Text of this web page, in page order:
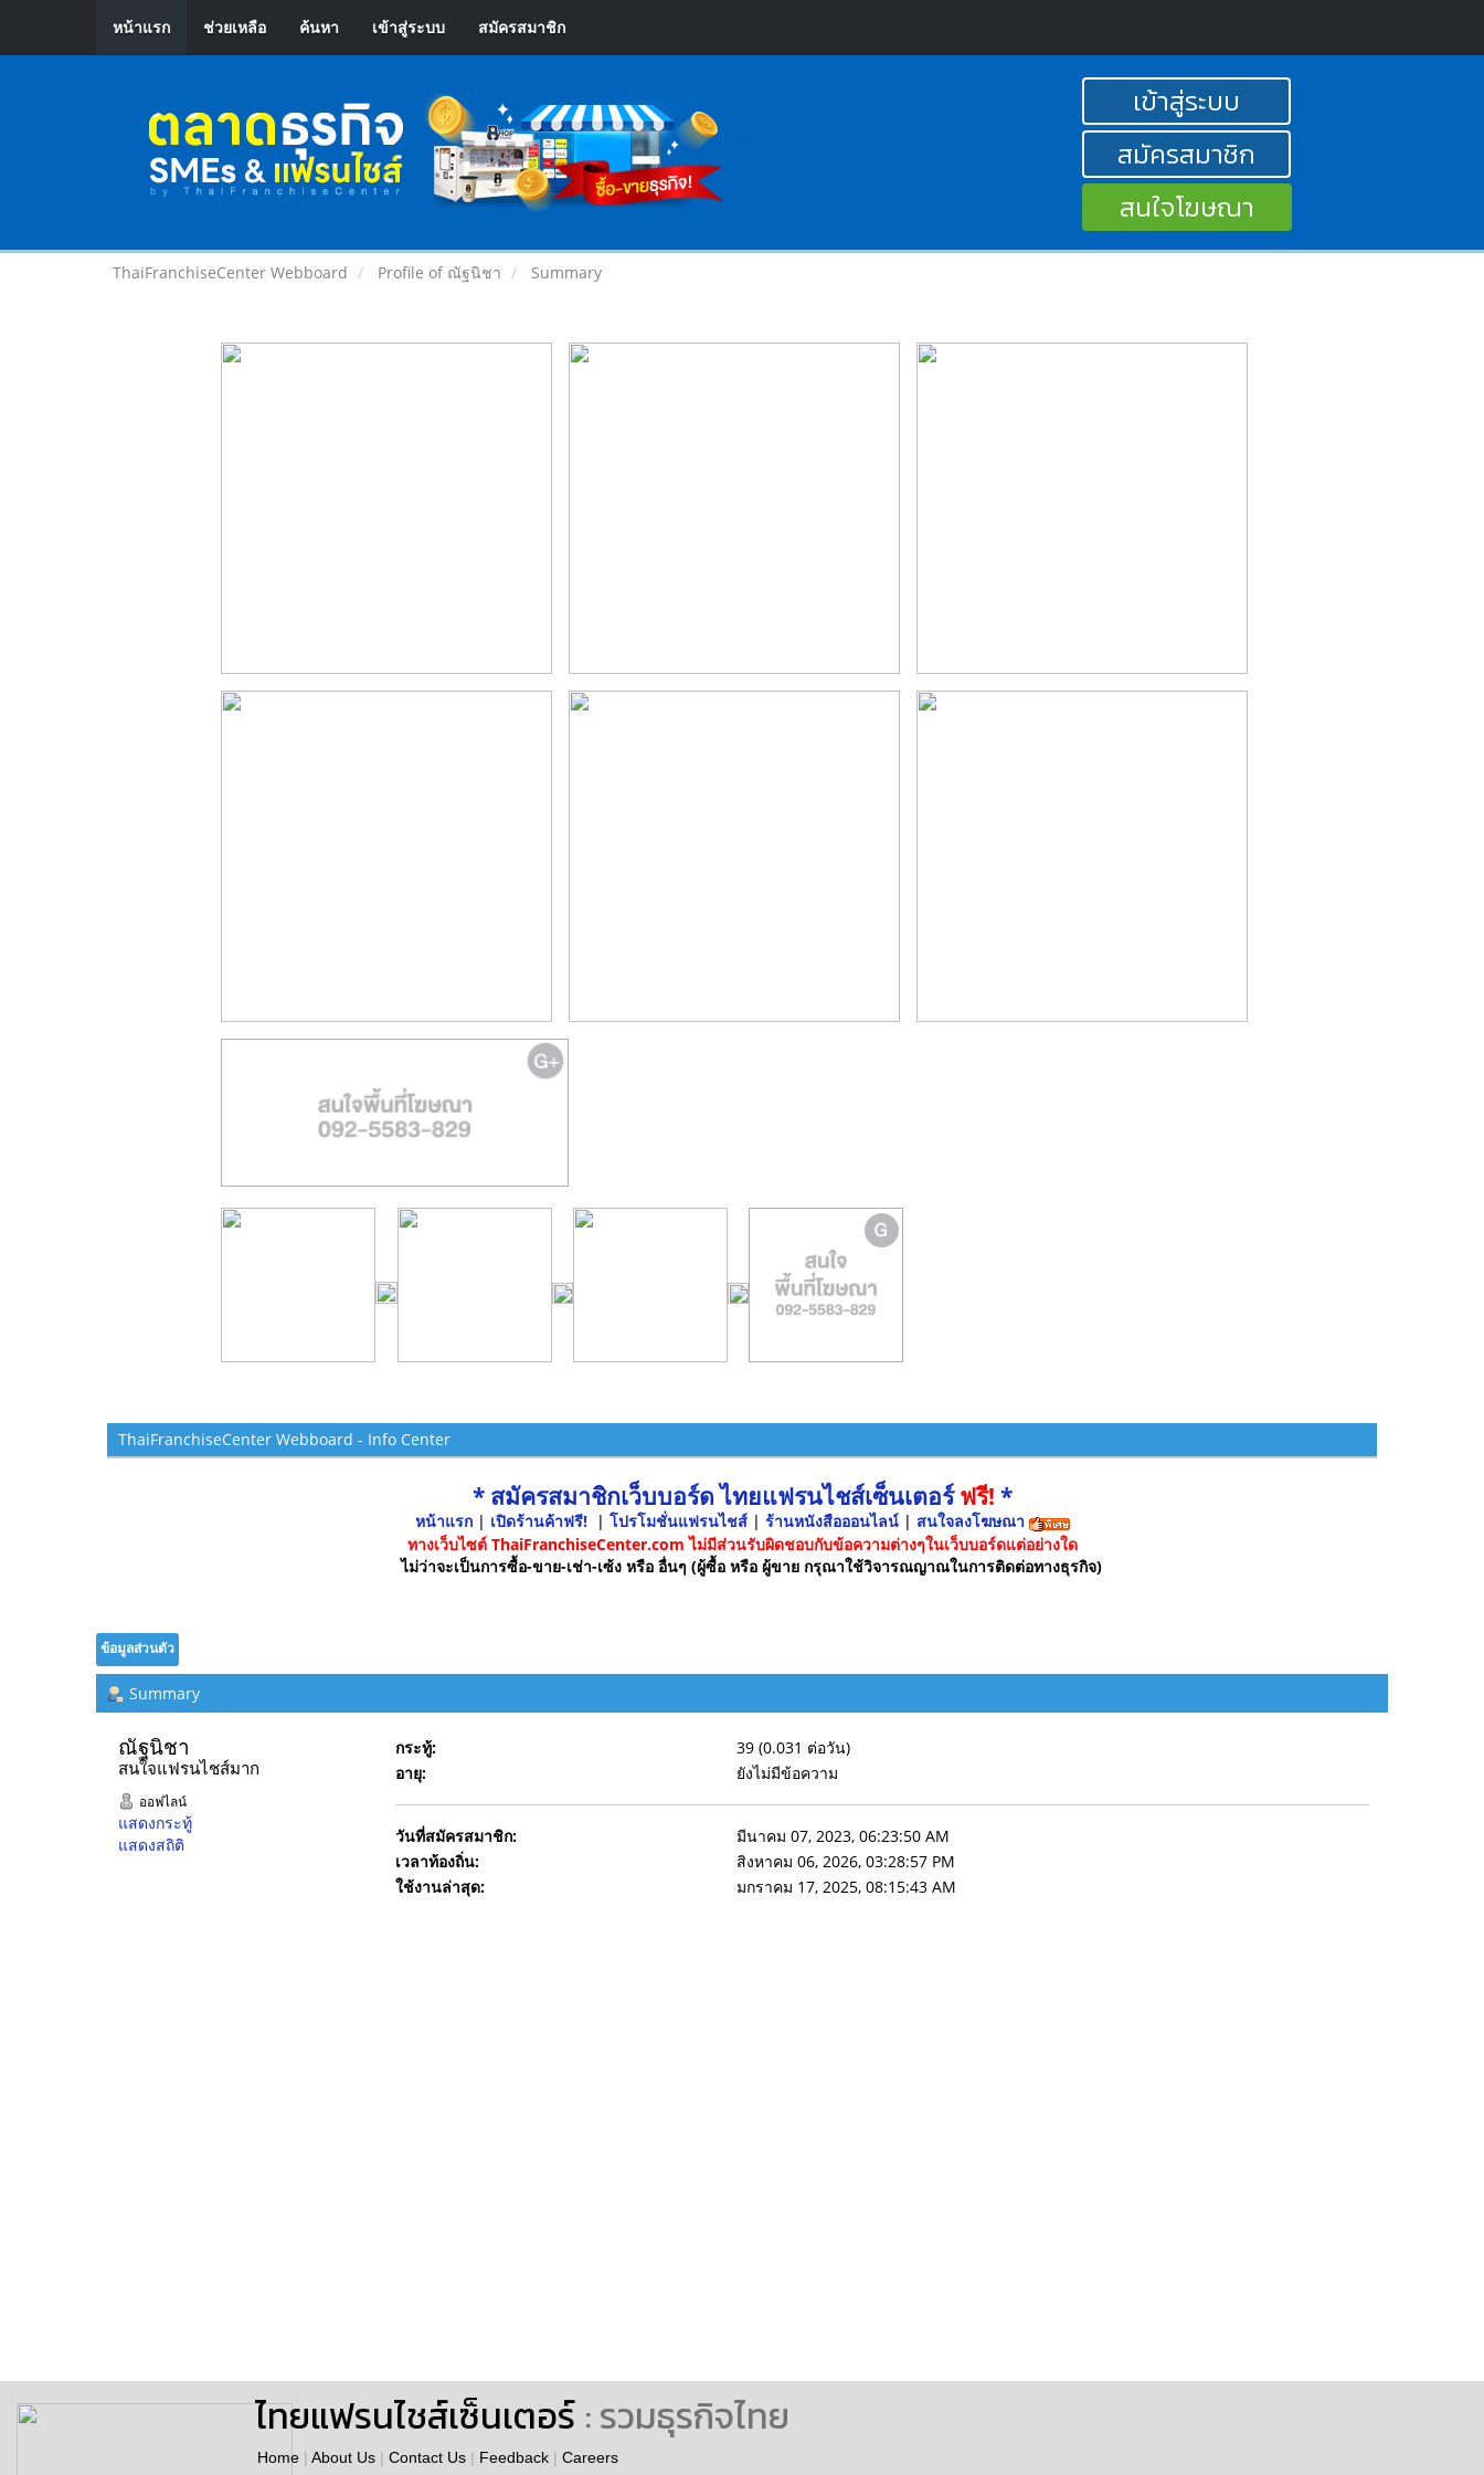
หน้าแรก ช่วยเหลือ ค้นหา เข้าสู่ระบบ สมัครสมาชิก
เข้าสู่ระบบ
สมัครสมาชิก
สนใจโฆษณา
ThaiFranchiseCenter Webboard Profile of ณัฐนิชา Summary
ThaiFranchiseCenter Webboard - Info Center
* สมัครสมาชิกเว็บบอร์ด ไทยแฟรนไชส์เซ็นเตอร์ฟรี! *
หน้าแรก| เปิดร้านค้าฟรี! | โปรโมชั่นแฟรนไชส์ | ร้านหนังสือออนไลน์ | สนใจลงโฆษณา
ทางเว็บไซต์ ThaiFranchiseCenter.com ไม่มีส่วนรับผิดชอบกับข้อความต่างๆในเว็บบอร์ดแต่อย่างใด
ไม่ว่าจะเป็นการซื้อ-ขาย-เช่า-เซ้ง หรือ อื่นๆ (ผู้ซื้อ หรือ ผู้ขาย กรุณาใช้วิจารณญาณในการติดต่อทางธุรกิจ)
ข้อมูลส่วนตัว
Summary
ณัฐนิชา
สนใจแฟรนไชส์มาก
ออฟไลน์
แสดงกระทู้
แสดงสถิติ
กระทู้:
39 (0.031 ต่อวัน)
อายุ:
ยังไม่มีข้อความ
วันที่สมัครสมาชิก:
มีนาคม 07, 2023, 06:23:50 AM
เวลาท้องถิ่น:
สิงหาคม 06, 2026, 03:28:57 PM
ใช้งานล่าสุด:
มกราคม 17, 2025, 08:15:43 AM
ไทยแฟรนไชส์เซ็นเตอร์ : รวมธุรกิจไทย
Home | About Us | Contact Us | Feedback | Careers